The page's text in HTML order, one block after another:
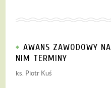
AWANS ZAWODOWY
NIM TERMINY
ks. Piotr Kuś